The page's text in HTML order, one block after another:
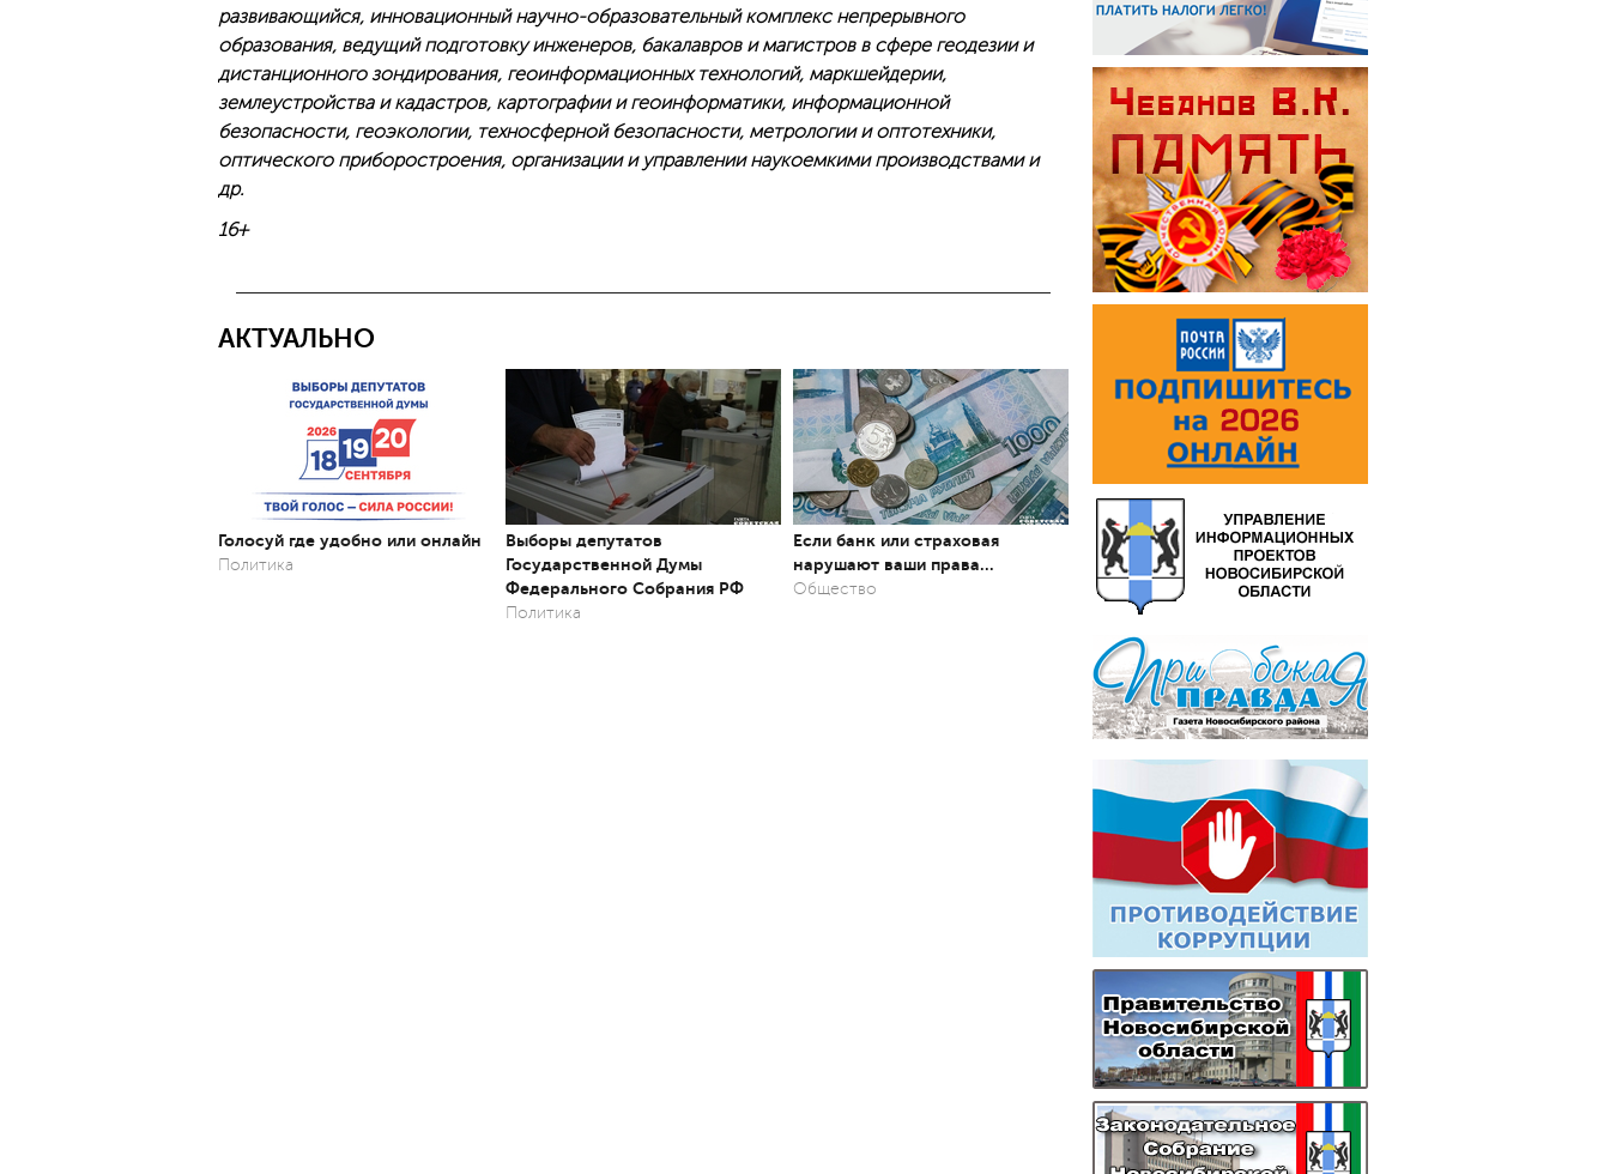
развивающийся, инновационный научно-образовательный комплекс непрерывного
образования, ведущий подготовку инженеров, бакалавров и магистров в сфере геодезии и
дистанционного зондирования, геоинформационных технологий, маркшейдерии,
землеустройства и кадастров, картографии и геоинформатики, информационной
безопасности, геоэкологии, техносферной безопасности, метрологии и оптотехники,
оптического приборостроения, организации и управлении наукоемкими производствами и
др.
16+
АКТУАЛЬНО
Голосуй где удобно или онлайн
Политика
Выборы депутатов
Государственной Думы
Федерального Собрания РФ
Политика
Если банк или страховая
нарушают ваши права…
Общество